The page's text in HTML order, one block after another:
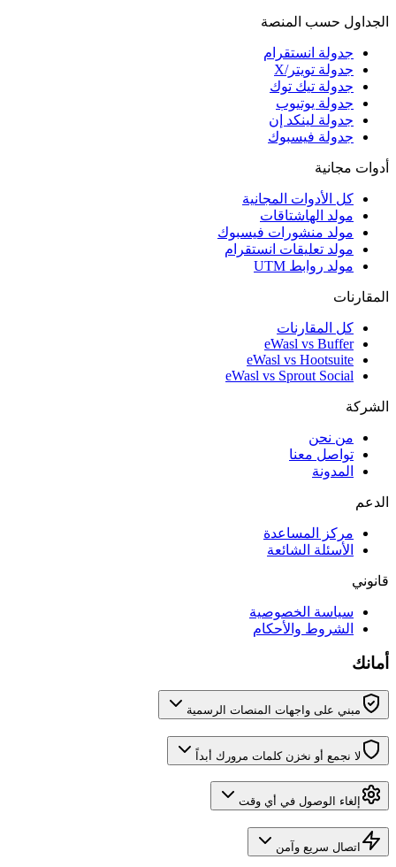
الجداول حسب المنصة
جدولة انستقرام
جدولة تويتر/X
جدولة تيك توك
جدولة يوتيوب
جدولة لينكد إن
جدولة فيسبوك
أدوات مجانية
كل الأدوات المجانية
مولد الهاشتاقات
مولد منشورات فيسبوك
مولد تعليقات انستقرام
مولد روابط UTM
المقارنات
كل المقارنات
eWasl vs Buffer
eWasl vs Hootsuite
eWasl vs Sprout Social
الشركة
من نحن
تواصل معنا
المدونة
الدعم
مركز المساعدة
الأسئلة الشائعة
قانوني
سياسة الخصوصية
الشروط والأحكام
أمانك
مبني على واجهات المنصات الرسمية
لا نجمع أو نخزن كلمات مرورك أبداً
إلغاء الوصول في أي وقت
اتصال سريع وآمن